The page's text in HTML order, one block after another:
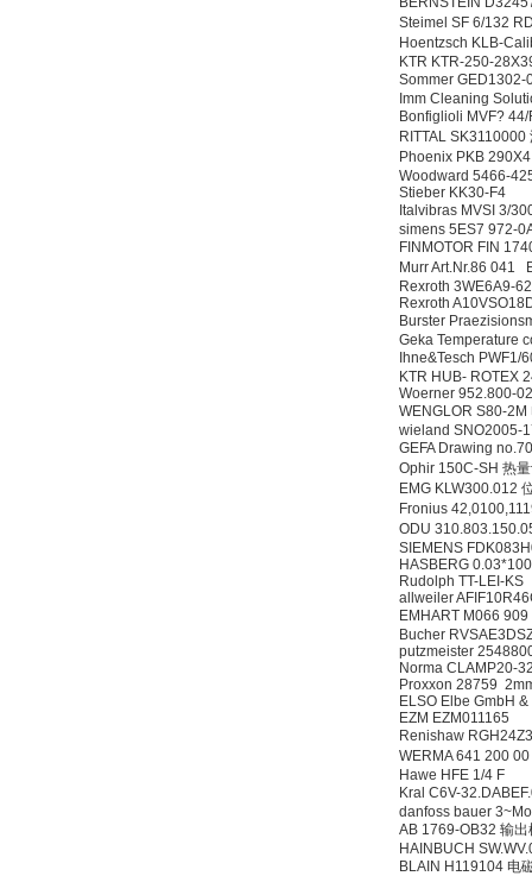
Steimel SF 6/132
Hoentzsch KLB-
KTR KTR-250-
Sommer GED1302-
Imm Cleaning
Bonfiglioli MVF?
RITTAL SK3110000
Phoenix PKB
Woodward 5466-
Stieber KK30-F4
Italvibras MVSI 3/
simens 5ES7 972-
FINMOTOR FIN
Murr Art.Nr.86 041
Rexroth 3WE6A9-
Rexroth
Burster
Geka Temperature
Ihne&Tesch PWF1/
KTR HUB- ROTEX
Woerner 952.800-
WENGLOR S80-2M
wieland SNO2005-
GEFA Drawing
Ophir 150C-SH 热
EMG KLW300.012
Fronius
ODU
SIEMENS
HASBERG
Rudolph TT-LEI-KS
allweiler
EMHART M066 909
Bucher
putzmeister
Norma CLAMP20-
Proxxon 28759
ELSO Elbe GmbH
EZM EZM011165
Renishaw
WERMA 641 200
Hawe HFE 1/4 F
Kral C6V-
danfoss bauer
AB 1769-OB32 输出
HAINBUCH
BLAIN H119104 电